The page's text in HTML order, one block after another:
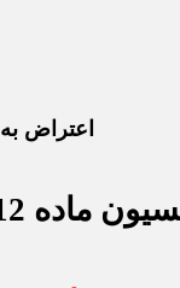
اعتراض